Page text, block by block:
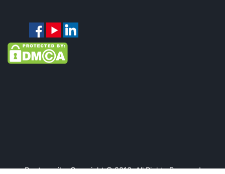
Daotaonoibo Copyright © 2016. All Rights Reserved